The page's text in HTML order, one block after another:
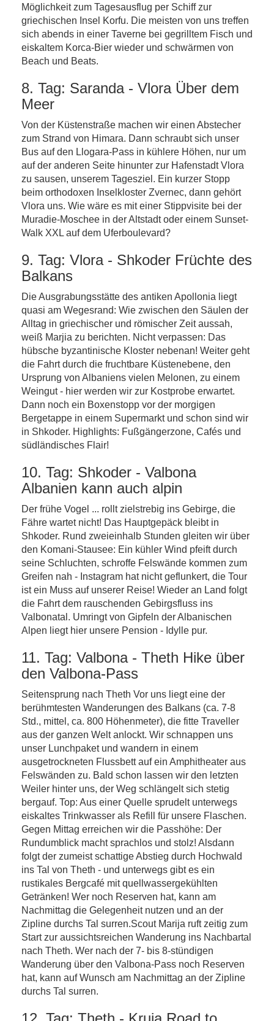
Möglichkeit zum Tagesausflug per Schiff zur
griechischen Insel Korfu. Die meisten von uns treffen
sich abends in einer Taverne bei gegrilltem Fisch und
eiskaltem Korca-Bier wieder und schwärmen von
Beach und Beats.
8. Tag: Saranda - Vlora Über dem
Meer
Von der Küstenstraße machen wir einen Abstecher
zum Strand von Himara. Dann schraubt sich unser
Bus auf den Llogara-Pass in kühlere Höhen, nur um
auf der anderen Seite hinunter zur Hafenstadt Vlora
zu sausen, unserem Tagesziel. Ein kurzer Stopp
beim orthodoxen Inselkloster Zvernec, dann gehört
Vlora uns. Wie wäre es mit einer Stippvisite bei der
Muradie-Moschee in der Altstadt oder einem Sunset-
Walk XXL auf dem Uferboulevard?
9. Tag: Vlora - Shkoder Früchte des
Balkans
Die Ausgrabungsstätte des antiken Apollonia liegt
quasi am Wegesrand: Wie zwischen den Säulen der
Alltag in griechischer und römischer Zeit aussah,
weiß Marjia zu berichten. Nicht verpassen: Das
hübsche byzantinische Kloster nebenan! Weiter geht
die Fahrt durch die fruchtbare Küstenebene, den
Ursprung von Albaniens vielen Melonen, zu einem
Weingut - hier werden wir zur Kostprobe erwartet.
Dann noch ein Boxenstopp vor der morgigen
Bergetappe in einem Supermarkt und schon sind wir
in Shkoder. Highlights: Fußgängerzone, Cafés und
südländisches Flair!
10. Tag: Shkoder - Valbona
Albanien kann auch alpin
Der frühe Vogel ... rollt zielstrebig ins Gebirge, die
Fähre wartet nicht! Das Hauptgepäck bleibt in
Shkoder. Rund zweieinhalb Stunden gleiten wir über
den Komani-Stausee: Ein kühler Wind pfeift durch
seine Schluchten, schroffe Felswände kommen zum
Greifen nah - Instagram hat nicht geflunkert, die Tour
ist ein Muss auf unserer Reise! Wieder an Land folgt
die Fahrt dem rauschenden Gebirgsfluss ins
Valbonatal. Umringt von Gipfeln der Albanischen
Alpen liegt hier unsere Pension - Idylle pur.
11. Tag: Valbona - Theth Hike über
den Valbona-Pass
Seitensprung nach Theth Vor uns liegt eine der
berühmtesten Wanderungen des Balkans (ca. 7-8
Std., mittel, ca. 800 Höhenmeter), die fitte Traveller
aus der ganzen Welt anlockt. Wir schnappen uns
unser Lunchpaket und wandern in einem
ausgetrockneten Flussbett auf ein Amphitheater aus
Felswänden zu. Bald schon lassen wir den letzten
Weiler hinter uns, der Weg schlängelt sich stetig
bergauf. Top: Aus einer Quelle sprudelt unterwegs
eiskaltes Trinkwasser als Refill für unsere Flaschen.
Gegen Mittag erreichen wir die Passhöhe: Der
Rundumblick macht sprachlos und stolz! Alsdann
folgt der zumeist schattige Abstieg durch Hochwald
ins Tal von Theth - und unterwegs gibt es ein
rustikales Bergcafé mit quellwassergekühlten
Getränken! Wer noch Reserven hat, kann am
Nachmittag die Gelegenheit nutzen und an der
Zipline durchs Tal surren.Scout Marija ruft zeitig zum
Start zur aussichtsreichen Wanderung ins Nachbartal
nach Theth. Wer nach der 7- bis 8-stündigen
Wanderung über den Valbona-Pass noch Reserven
hat, kann auf Wunsch am Nachmittag an der Zipline
durchs Tal surren.